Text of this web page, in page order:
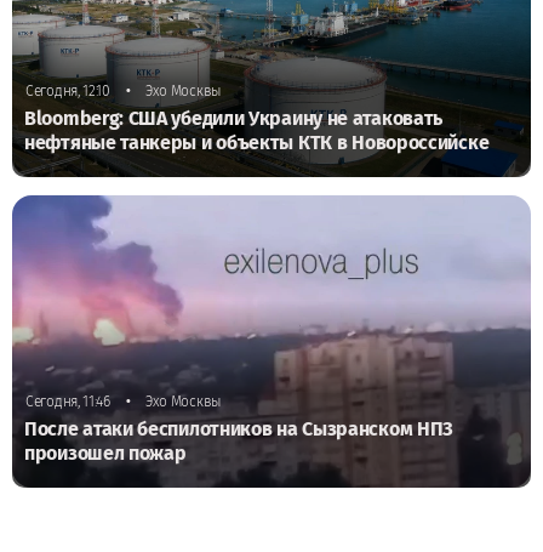
Сегодня, 12:10 • Эхо Москвы
Bloomberg: США убедили Украину не атаковать
нефтяные танкеры и объекты КТК в Новороссийске
Сегодня, 11:46 • Эхо Москвы
После атаки беспилотников на Сызранском НПЗ
произошел пожар